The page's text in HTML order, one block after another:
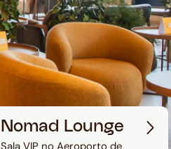
Nomad Lounge
Sala VIP no Aeroporto de